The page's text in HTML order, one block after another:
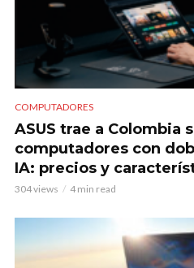
COMPUTADORES
ASUS trae a Colombia
computadores con
IA: precios y
304 views 4 min read